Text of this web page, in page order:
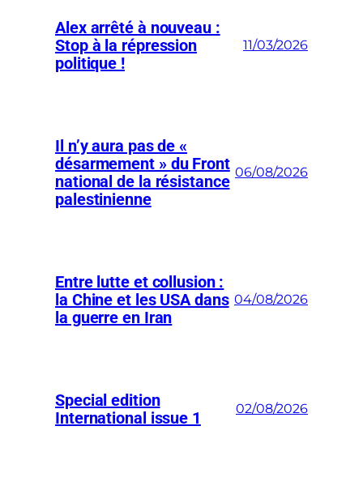
Alex arrêté à nouveau :
Stop à la répression
politique !
11/03/2026
Il n’y aura pas de «
désarmement » du Front
national de la résistance
palestinienne
06/08/2026
Entre lutte et collusion :
la Chine et les USA dans
la guerre en Iran
04/08/2026
Special edition
International issue 1
02/08/2026